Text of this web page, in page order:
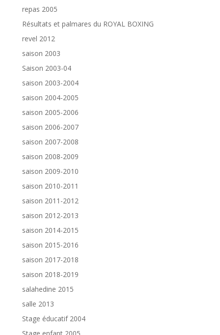
repas 2005
Résultats et palmares du ROYAL BOXING
revel 2012
saison 2003
Saison 2003-04
saison 2003-2004
saison 2004-2005
saison 2005-2006
saison 2006-2007
saison 2007-2008
saison 2008-2009
saison 2009-2010
saison 2010-2011
saison 2011-2012
saison 2012-2013
saison 2014-2015
saison 2015-2016
saison 2017-2018
saison 2018-2019
salahedine 2015
salle 2013
Stage éducatif 2004